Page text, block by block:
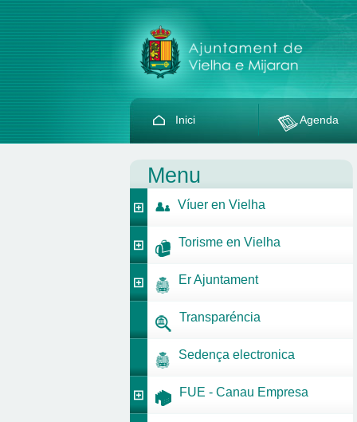
Inici Agenda
Menu
Víuer en Vielha
Torisme en Vielha
Er Ajuntament
Transparéncia
Sedença electronica
FUE - Canau Empresa